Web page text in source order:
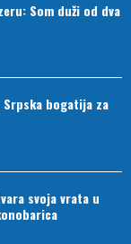
Som duži od dva
bogatija za
svoja vrata u